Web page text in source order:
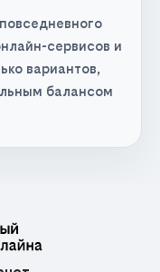
сервисов и
вариантов,
балансом